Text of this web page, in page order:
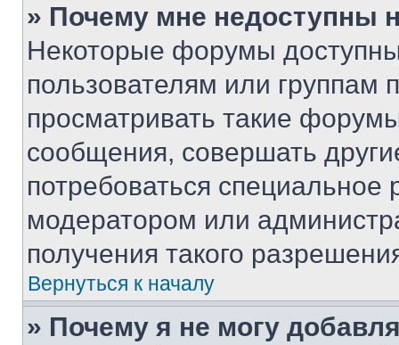
» Почему мне недоступны
Некоторые форумы
пользователям или группам
просматривать такие
сообщения, совершать
потребоваться
модератором или
получения такого
Вернуться к началу
» Почему я не могу